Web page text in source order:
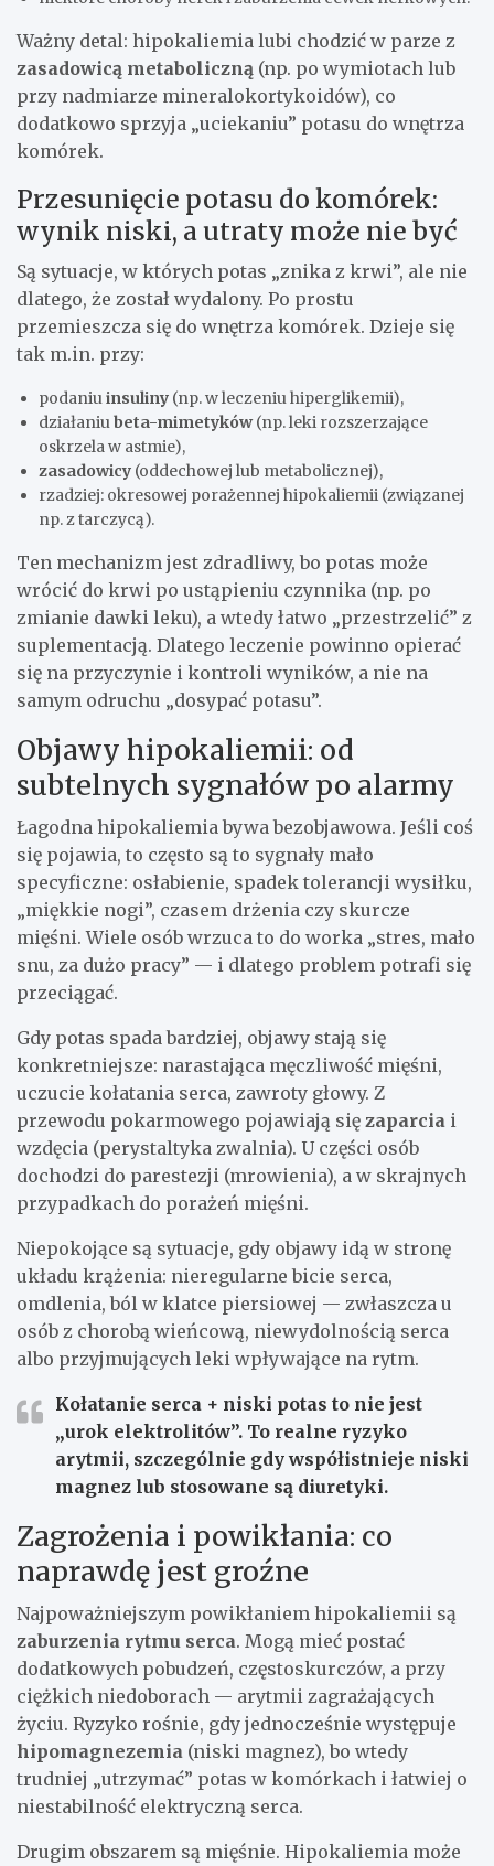
Ważny detal: hipokaliemia lubi chodzić w parze z
zasadowicą metaboliczną (np. po wymiotach lub
przy nadmiarze mineralokortykoidów), co
dodatkowo sprzyja „uciekaniu” potasu do wnętrza
komórek.
Przesunięcie potasu do komórek:
wynik niski, a utraty może nie być
Są sytuacje, w których potas „znika z krwi”, ale nie
dlatego, że został wydalony. Po prostu
przemieszcza się do wnętrza komórek. Dzieje się
tak m.in. przy:
podaniuinsuliny (np. w leczeniu hiperglikemii),
działaniubeta-mimetyków(np. leki rozszerzające
oskrzela w astmie),
zasadowicy (oddechowej lub metabolicznej),
rzadziej: okresowej porażennej hipokaliemii (związanej
np. z tarczycą).
Ten mechanizm jest zdradliwy, bo potas może
wrócić do krwi po ustąpieniu czynnika (np. po
zmianie dawki leku), a wtedy łatwo „przestrzelić” z
suplementacją. Dlatego leczenie powinno opierać
się na przyczynie i kontroli wyników, a nie na
samym odruchu „dosypać potasu”.
Objawy hipokaliemii: od
subtelnych sygnałów po alarmy
Łagodna hipokaliemia bywa bezobjawowa. Jeśli coś
się pojawia, to często są to sygnały mało
specyficzne: osłabienie, spadek tolerancji wysiłku,
„miękkie nogi”, czasem drżenia czy skurcze
mięśni. Wiele osób wrzuca to do worka „stres, mało
snu, za dużo pracy” — i dlatego problem potrafi się
przeciągać.
Gdy potas spada bardziej, objawy stają się
konkretniejsze: narastająca męczliwość mięśni,
uczucie kołatania serca, zawroty głowy. Z
przewodu pokarmowego pojawiają się zaparcia i
wzdęcia (perystaltyka zwalnia). U części osób
dochodzi do parestezji (mrowienia), a w skrajnych
przypadkach do porażeń mięśni.
Niepokojące są sytuacje, gdy objawy idą w stronę
układu krążenia: nieregularne bicie serca,
omdlenia, ból w klatce piersiowej — zwłaszcza u
osób z chorobą wieńcową, niewydolnością serca
albo przyjmujących leki wpływające na rytm.
Kołatanie serca + niski potas to nie jest
„urok elektrolitów”. To realne ryzyko
arytmii, szczególnie gdy współistnieje niski
magnez lub stosowane są diuretyki.
Zagrożenia i powikłania: co
naprawdę jest groźne
Najpoważniejszym powikłaniem hipokaliemii są
zaburzenia rytmu serca. Mogą mieć postać
dodatkowych pobudzeń, częstoskurczów, a przy
ciężkich niedoborach — arytmii zagrażających
życiu. Ryzyko rośnie, gdy jednocześnie występuje
hipomagnezemia (niski magnez), bo wtedy
trudniej „utrzymać” potas w komórkach i łatwiej o
niestabilność elektryczną serca.
Drugim obszarem są mięśnie. Hipokaliemia może